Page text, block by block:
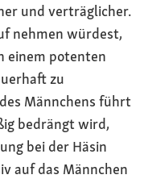
und verträglicher.
nehmen würdest,
einem potenten
zu
Männchens führt
bedrängt wird,
bei der Häsin
auf das Männchen